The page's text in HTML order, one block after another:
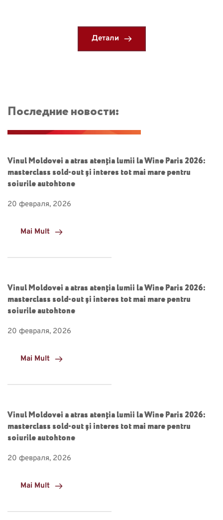
Детали
Последние новости:
Vinul Moldovei a atras atenția lumii la Wine Paris 2026:
masterclass sold-out și interes tot mai mare pentru
soiurile autohtone
20 февраля, 2026
Mai Mult
Vinul Moldovei a atras atenția lumii la Wine Paris 2026:
masterclass sold-out și interes tot mai mare pentru
soiurile autohtone
20 февраля, 2026
Mai Mult
Vinul Moldovei a atras atenția lumii la Wine Paris 2026:
masterclass sold-out și interes tot mai mare pentru
soiurile autohtone
20 февраля, 2026
Mai Mult